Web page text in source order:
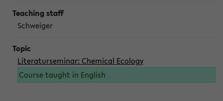
Schweiger
Literaturseminar: Chemical Ecology
Course taught in English